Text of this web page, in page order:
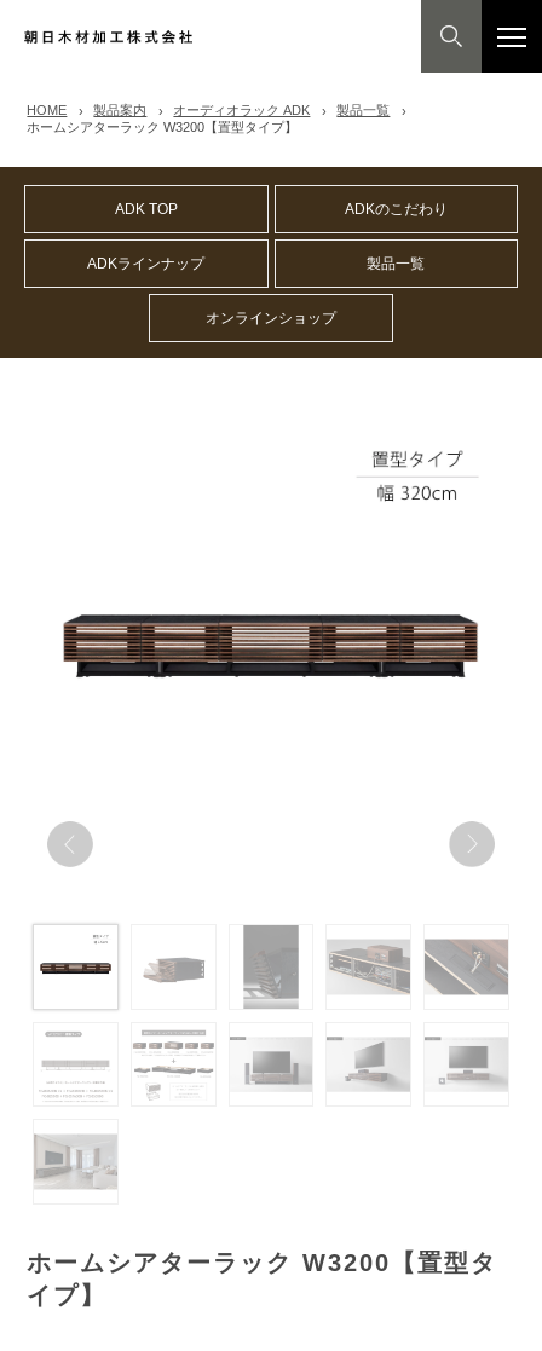
HOME 製品案内 オーディオラック ADK
製品一覧
ホームシアターラック W3200【置型タイプ】
ADK TOP ADKのこだわり
ADKラインナップ 製品一覧
オンラインショップ
ホームシアターラック W3200【置型タ
イプ】